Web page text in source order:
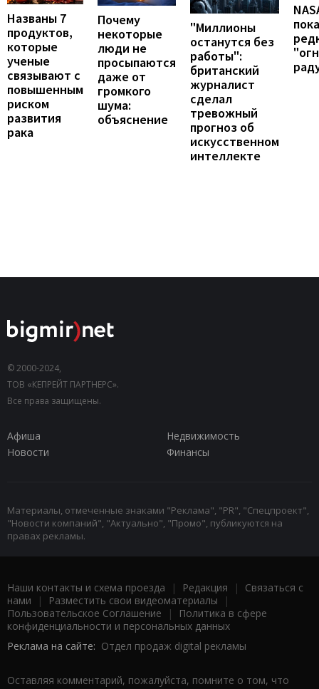
Названы 7
продуктов,
которые
ученые
связывают с
повышенным
риском
развития
рака
Почему
некоторые
люди не
просыпаются
даже от
громкого
шума:
объяснение
"Миллионы
останутся без
работы":
британский
журналист
сделал
тревожный
прогноз об
искусственном
интеллекте
© 2000-2024,
ТОВ «КЕПРЕЙТ ПАРТНЕРС».
Все права защищены.
Афиша
Недвижимость
Новости
Финансы
Материалы, отмеченные знаками "Реклама", "PR", "Спецпроект",
"Новости компаний", "Актуально", "Промо", публикуются на
правах рекламы.
Наши контакты и схема проезда | Редакция | Связаться с
нами | Разместить свои видеоматериалы |
Пользовательское Соглашение |
Политика в сфере
конфиденциальности и персональных данных
Реклама на сайте: Отдел продаж digital рекламы
Оставляя комментарий, пожалуйста, помните о том, что